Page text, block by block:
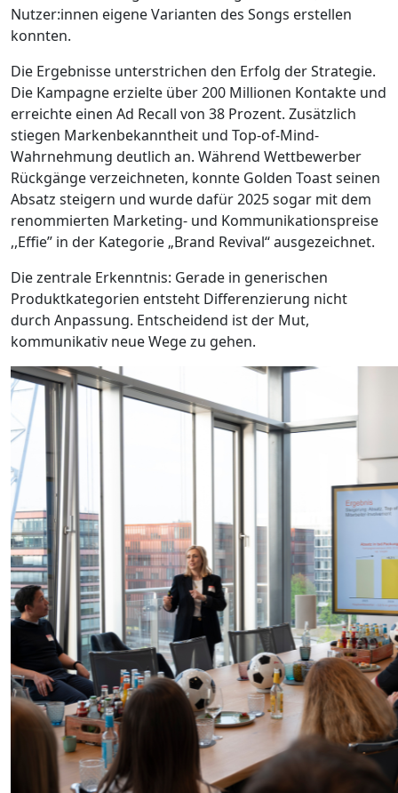
Nutzer:innen eigene Varianten des Songs erstellen
konnten.
Die Ergebnisse unterstrichen den Erfolg der Strategie.
Die Kampagne erzielte über 200 Millionen Kontakte und
erreichte einen Ad Recall von 38 Prozent. Zusätzlich
stiegen Markenbekanntheit und Top-of-Mind-
Wahrnehmung deutlich an. Während Wettbewerber
Rückgänge verzeichneten, konnte Golden Toast seinen
Absatz steigern und wurde dafür 2025 sogar mit dem
renommierten Marketing- und Kommunikationspreise
,,Effie” in der Kategorie „Brand Revival“ ausgezeichnet.
Die zentrale Erkenntnis: Gerade in generischen
Produktkategorien entsteht Differenzierung nicht
durch Anpassung. Entscheidend ist der Mut,
kommunikativ neue Wege zu gehen.